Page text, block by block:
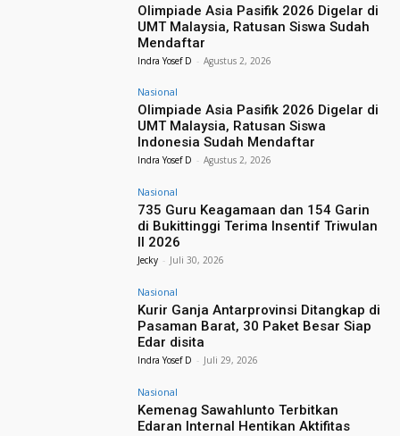
Olimpiade Asia Pasifik 2026 Digelar di
UMT Malaysia, Ratusan Siswa Sudah
Mendaftar
Indra Yosef D - Agustus 2, 2026
Nasional
Olimpiade Asia Pasifik 2026 Digelar di
UMT Malaysia, Ratusan Siswa
Indonesia Sudah Mendaftar
Indra Yosef D - Agustus 2, 2026
Nasional
735 Guru Keagamaan dan 154 Garin
di Bukittinggi Terima Insentif Triwulan
II 2026
Jecky - Juli 30, 2026
Nasional
Kurir Ganja Antarprovinsi Ditangkap di
Pasaman Barat, 30 Paket Besar Siap
Edar disita
Indra Yosef D - Juli 29, 2026
Nasional
Kemenag Sawahlunto Terbitkan
Edaran Internal Hentikan Aktifitas